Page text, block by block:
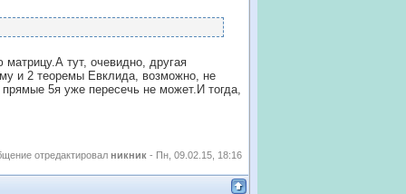
тут, очевидно, другая
и 2 теоремы Евклида, возможно, не
5я уже пересечь не может.И тогда,
отредактировал никник - Пн, 09.02.15, 18:16